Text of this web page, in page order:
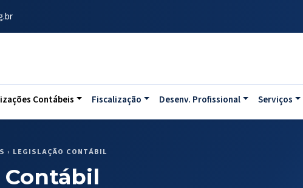
Contábeis Fiscalização Desenv. Profissional Serviços
› LEGISLAÇÃO CONTÁBIL
Contábil